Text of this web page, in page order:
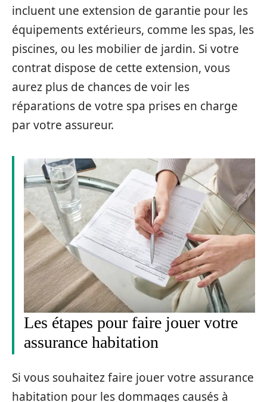
incluent une extension de garantie pour les
équipements extérieurs, comme les spas, les
piscines, ou les mobilier de jardin. Si votre
contrat dispose de cette extension, vous
aurez plus de chances de voir les
réparations de votre spa prises en charge
par votre assureur.
Les étapes pour faire jouer votre
assurance habitation
Si vous souhaitez faire jouer votre assurance
habitation pour les dommages causés à